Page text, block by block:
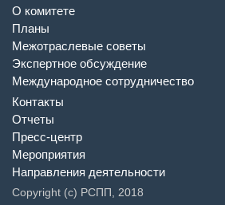
О комитете
Планы
Межотраслевые советы
Экспертное обсуждение
Международное сотрудничество
Контакты
Отчеты
Пресс-центр
Мероприятия
Направления деятельности
Copyright (c) РСПП, 2018